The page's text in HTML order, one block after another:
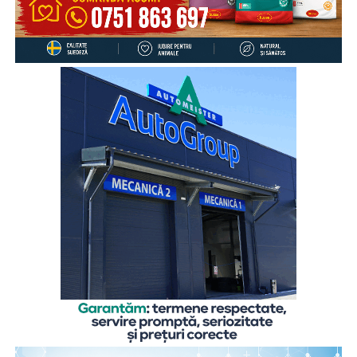
dată pe săptămână, 17% mai rar, iar 4% preferă să discute
despre aceste aspecte cu altcineva.
„Cu toate că înțeleg rațional motivele care i-au determinat
pe părinți să plece în străinătate, pentru a le putea asigura
un trai decent, copiii rămași cel mai adesea în grija rudelor
din țară resimt absența părinților zi de zi, mai ales atunci
când au probleme, simt nevoia să fie sfătuiți sau să fie
sprijiniți emoțional. De aceea comunicarea cu părinții este
esențială, chiar și de la distanță, pentru că ea îi dă
copilului sentimentul de siguranță de care are atâta
explică
Gabriela Alexandrescu, Președinte
Executiv Salvați Copiii România.
În acest context, Organizația Salvați Copiii România
lansează activitățile din cadrul ediției 2026 a proiectului
„Sună-i zilnic! Conexiune dincolo de granițe”, finanțat de
Departamentul pentru Românii de Pretutindeni și adresat
părinților români care muncesc în străinătate. Proiectul